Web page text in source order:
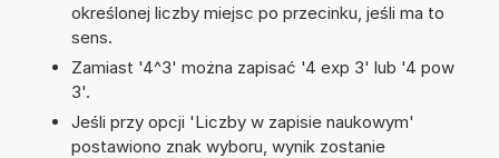
określonej liczby miejsc po przecinku, jeśli ma to
sens.
Zamiast '4^3' można zapisać '4 exp 3' lub '4 pow
3'.
Jeśli przy opcji 'Liczby w zapisie naukowym'
postawiono znak wyboru, wynik zostanie